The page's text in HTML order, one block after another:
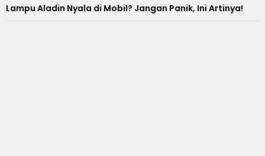
Lampu Aladin Nyala di Mobil? Jangan Panik, Ini Artinya!